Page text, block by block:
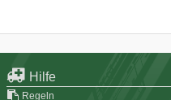
Hilfe
Regeln